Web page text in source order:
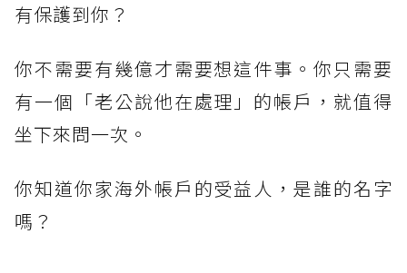
有保護到你？
你不需要有幾億才需要想這件事。你只需要
有一個「老公說他在處理」的帳戶，就值得
坐下來問一次。
你知道你家海外帳戶的受益人，是誰的名字
嗎？